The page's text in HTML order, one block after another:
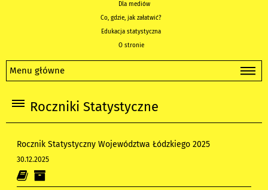
Dla mediów
Co, gdzie, jak załatwić?
Edukacja statystyczna
O stronie
Menu główne
Roczniki Statystyczne
Rocznik Statystyczny Województwa Łódzkiego 2025
30.12.2025